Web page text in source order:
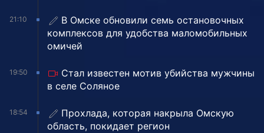
21:10
В Омске обновили семь остановочных
комплексов для удобства маломобильных
омичей
19:50
Стал известен мотив убийства мужчины
в селе Соляное
18:54
Прохлада, которая накрыла Омскую
область, покидает регион